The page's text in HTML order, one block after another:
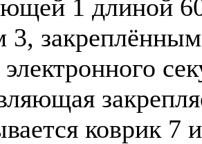
1 длиной
3,
коврик 7